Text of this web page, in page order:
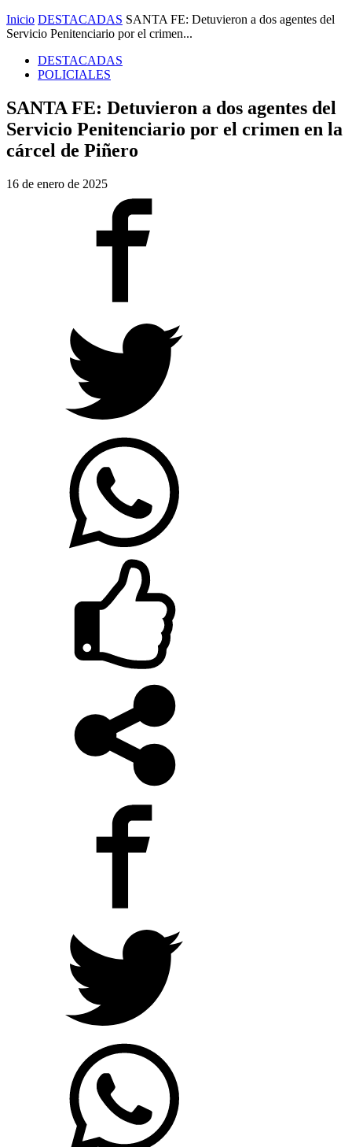
Inicio DESTACADAS SANTA FE: Detuvieron a dos agentes del
Servicio Penitenciario por el crimen...
DESTACADAS
POLICIALES
SANTA FE: Detuvieron a dos agentes del
Servicio Penitenciario por el crimen en la
cárcel de Piñero
16 de enero de 2025